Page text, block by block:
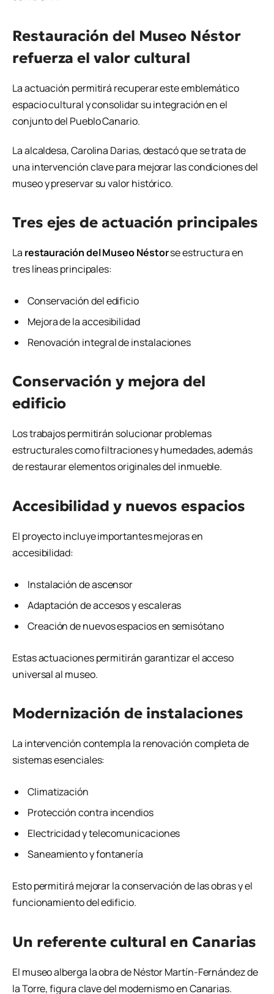
Restauración del Museo Néstor
refuerza el valor cultural
La actuación permitirá recuperar este emblemático
espacio cultural y consolidar su integración en el
conjunto del Pueblo Canario.
La alcaldesa,Carolina Darias, destacó que se trata de
una intervención clave para mejorar las condiciones del
museo y preservar su valor histórico.
Tres ejes de actuación principales
La restauración del Museo Néstorse estructura en
tres líneas principales:
Conservación del edificio
Mejora de la accesibilidad
Renovación integral de instalaciones
Conservación y mejora del
edificio
Los trabajos permitirán solucionar problemas
estructurales como filtraciones y humedades, además
de restaurar elementos originales del inmueble.
Accesibilidad y nuevos espacios
El proyecto incluye importantes mejoras en
accesibilidad:
Instalación de ascensor
Adaptación de accesos y escaleras
Creación de nuevos espacios en semisótano
Estas actuaciones permitirán garantizar el acceso
universal al museo.
Modernización de instalaciones
La intervención contempla la renovación completa de
sistemas esenciales:
Climatización
Protección contra incendios
Electricidad y telecomunicaciones
Saneamiento y fontanería
Esto permitirá mejorar la conservación de las obras y el
funcionamiento del edificio.
Un referente cultural en Canarias
El museo alberga la obra deNéstor Martín-Fernández de
la Torre, figura clave del modernismo en Canarias.